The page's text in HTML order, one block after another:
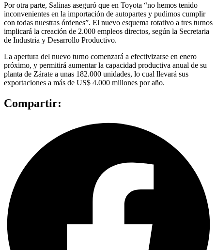
Por otra parte, Salinas aseguró que en Toyota “no hemos tenido
inconvenientes en la importación de autopartes y pudimos cumplir
con todas nuestras órdenes”. El nuevo esquema rotativo a tres turnos
implicará la creación de 2.000 empleos directos, según la Secretaria
de Industria y Desarrollo Productivo.
La apertura del nuevo turno comenzará a efectivizarse en enero
próximo, y permitirá aumentar la capacidad productiva anual de su
planta de Zárate a unas 182.000 unidades, lo cual llevará sus
exportaciones a más de US$ 4.000 millones por año.
Compartir: